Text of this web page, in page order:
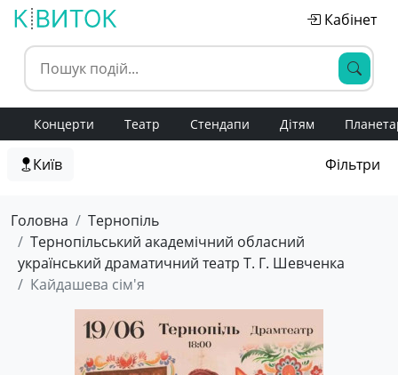
Кабінет
Концерти Театр Стендапи Дітям
Київ Фільтри
Головна
Тернопіль
Тернопільський академічний обласний
український драматичний театр Т. Г. Шевченка
Кайдашева сім'я